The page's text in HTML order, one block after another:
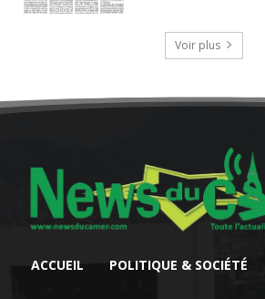
Voir plus
ACCUEIL POLITIQUE & SOCIÉTÉ